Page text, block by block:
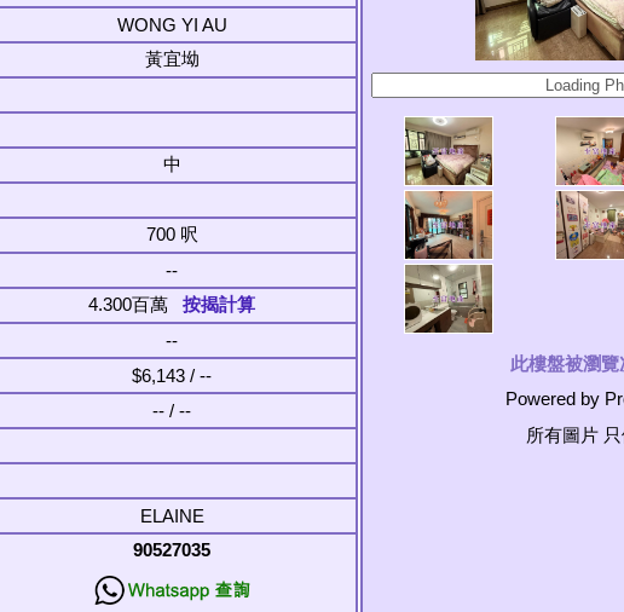
WONG YI AU
黃宜坳
中
700 呎
--
4.300百萬 按揭計算
--
$6,143 / --
-- / --
ELAINE
90527035
此樓盤被瀏覽
Powered by
所有圖片